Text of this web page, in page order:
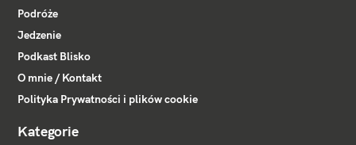
Podróże
Jedzenie
Podkast Blisko
O mnie / Kontakt
Polityka Prywatności i plików cookie
Kategorie